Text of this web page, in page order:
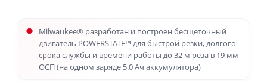
Milwaukee® разработан и построен бесщеточный
двигатель POWERSTATE™ для быстрой резки, долгого
срока службы и времени работы до 32 м реза в 19 мм
ОСП (на одном заряде 5.0 Ач аккумулятора)